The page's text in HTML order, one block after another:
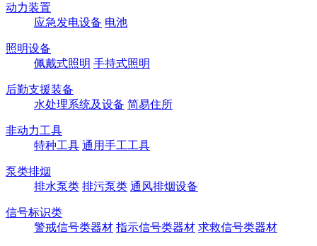
动力装置
应急发电设备 电池
照明设备
佩戴式照明 手持式照明
后勤支援装备
水处理系统及设备 简易住所
非动力工具
特种工具 通用手工工具
泵类排烟
排水泵类 排污泵类 通风排烟设备
信号标识类
警戒信号类器材 指示信号类器材 求救信号类器材